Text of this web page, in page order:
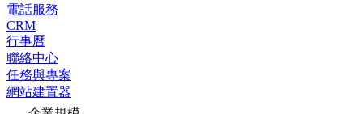
電話服務
CRM
行事曆
聯絡中心
任務與專案
網站建置器